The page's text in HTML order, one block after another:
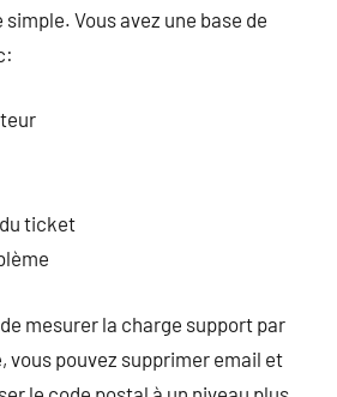
Vous avez une base de
ticket
mesurer la charge support par
vous pouvez supprimer email et